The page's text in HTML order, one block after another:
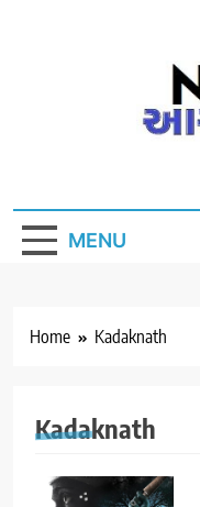
MENU
Home Kadaknath
Kadaknath